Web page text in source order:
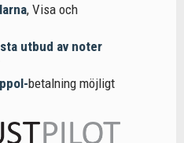
, Visa och
utbud av noter
betalning möjligt